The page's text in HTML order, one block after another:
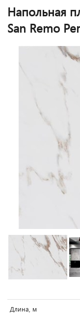
Напольная
San Remo
Длина, м